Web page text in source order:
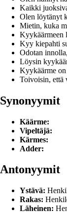
Kaikki
Olen löytänyt
Mietin, kuka
Kyykäärmeen
Kyy kiepahti
Odotan
Löysin
Kyykäärme
Toivoisin, että
Synonyymit
Käärme:
Vipeltäjä:
Kärmes:
Adder:
Antonyymit
Ystävä:
Rakas:
Läheinen: